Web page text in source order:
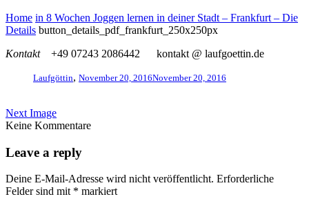
Home in 8 Wochen Joggen lernen in deiner Stadt – Frankfurt – Die
Details button_details_pdf_frankfurt_250x250px
Kontakt
+49 07243 2086442 kontakt @ laufgoettin.de
Laufgöttin, November 20, 2016November 20, 2016
Next Image
Keine Kommentare
Leave a reply
Deine E-Mail-Adresse wird nicht veröffentlicht. Erforderliche
Felder sind mit * markiert